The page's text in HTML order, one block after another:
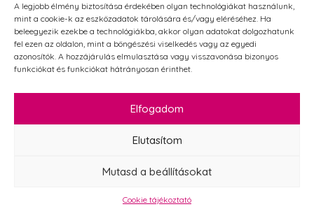
A legjobb élmény biztosítása érdekében olyan technológiákat használunk,
mint a cookie-k az eszközadatok tárolására és/vagy eléréséhez. Ha
beleegyezik ezekbe a technológiákba, akkor olyan adatokat dolgozhatunk
fel ezen az oldalon, mint a böngészési viselkedés vagy az egyedi
azonosítók. A hozzájárulás elmulasztása vagy visszavonása bizonyos
funkciókat és funkciókat hátrányosan érinthet.
Elfogadom
Elutasítom
Mutasd a beállításokat
Cookie tájékoztató